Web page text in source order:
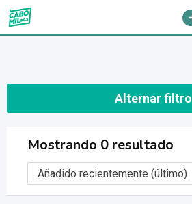
saltar
Alternar filtro
Mostrando 0 resultado